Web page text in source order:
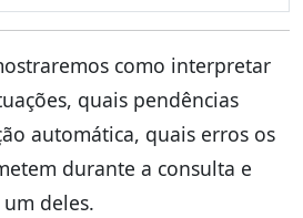
como interpretar
quais pendências
automática, quais erros os
durante a consulta e
deles.